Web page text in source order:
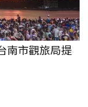
南市觀旅局提